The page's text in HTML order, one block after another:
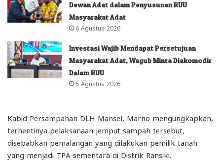
Dewan Adat dalam Penyusunan RUU
Masyarakat Adat
6 Agustus 2026
Investasi Wajib Mendapat Persetujuan
Masyarakat Adat, Wagub Minta Diakomodir
Dalam RUU
5 Agustus 2026
Kabid Persampahan DLH Mansel, Marno mengungkapkan,
terhentinya pelaksanaan jemput sampah tersebut,
disebabkan pemalangan yang dilakukan pemilik tanah
yang menjadi TPA sementara di Distrik Ransiki.